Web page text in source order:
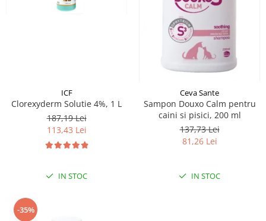
ICF
Clorexyderm Solutie 4%, 1 L
187,19 Lei
113,43 Lei
IN STOC
Ceva Sante
Sampon Douxo Calm pentru
caini si pisici, 200 ml
137,73 Lei
81,26 Lei
IN STOC
-35%